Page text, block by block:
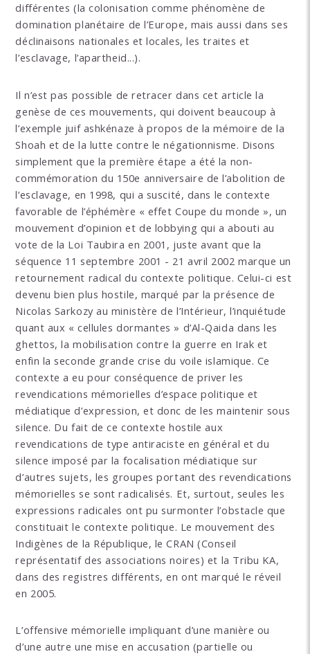
différentes (la colonisation comme phénomène de
domination planétaire de l’Europe, mais aussi dans ses
déclinaisons nationales et locales, les traites et
l’esclavage, l’apartheid...).
Il n’est pas possible de retracer dans cet article la
genèse de ces mouvements, qui doivent beaucoup à
l’exemple juif ashkénaze à propos de la mémoire de la
Shoah et de la lutte contre le négationnisme. Disons
simplement que la première étape a été la non-
commémoration du 150e anniversaire de l’abolition de
l’esclavage, en 1998, qui a suscité, dans le contexte
favorable de l’éphémère « effet Coupe du monde », un
mouvement d’opinion et de lobbying qui a abouti au
vote de la Loi Taubira en 2001, juste avant que la
séquence 11 septembre 2001 - 21 avril 2002 marque un
retournement radical du contexte politique. Celui-ci est
devenu bien plus hostile, marqué par la présence de
Nicolas Sarkozy au ministère de l’Intérieur, l’inquiétude
quant aux « cellules dormantes » d’Al-Qaida dans les
ghettos, la mobilisation contre la guerre en Irak et
enfin la seconde grande crise du voile islamique. Ce
contexte a eu pour conséquence de priver les
revendications mémorielles d’espace politique et
médiatique d’expression, et donc de les maintenir sous
silence. Du fait de ce contexte hostile aux
revendications de type antiraciste en général et du
silence imposé par la focalisation médiatique sur
d’autres sujets, les groupes portant des revendications
mémorielles se sont radicalisés. Et, surtout, seules les
expressions radicales ont pu surmonter l’obstacle que
constituait le contexte politique. Le mouvement des
Indigènes de la République, le CRAN (Conseil
représentatif des associations noires) et la Tribu KA,
dans des registres différents, en ont marqué le réveil
en 2005.
L’offensive mémorielle impliquant d’une manière ou
d’une autre une mise en accusation (partielle ou